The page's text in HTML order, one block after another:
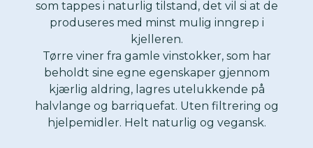
som tappes i naturlig tilstand, det vil si at de
produseres med minst mulig inngrep i
kjelleren.
Tørre viner fra gamle vinstokker, som har
beholdt sine egne egenskaper gjennom
kjærlig aldring, lagres utelukkende på
halvlange og barriquefat. Uten filtrering og
hjelpemidler. Helt naturlig og vegansk.